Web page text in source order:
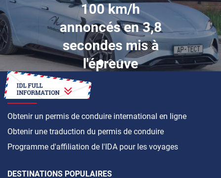
100 km/h
annoncés en 3,8
secondes mis à
l'épreuve
COMMENT FAIRE
Obtenir un permis de conduire international en ligne
Obtenir une traduction du permis de conduire
Programme d'affiliation de l'IDA pour les voyages
DESTINATIONS POPULAIRES